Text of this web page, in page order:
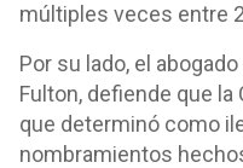
múltiples veces entre
Por su lado, el
Fulton, defiende que
que determinó como
nombramientos